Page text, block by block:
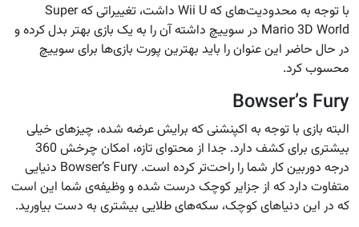
با توجه به محدودیت‌های که Wii U داشت، تغییراتی که Super
Mario 3D World در سوییچ داشته آن را به یک بازی بهتر بدل کرده و
در حال حاضر این عنوان را باید بهترین پورت بازی‌ها برای سوییچ
محسوب کرد.
Bowser’s Fury
البته بازی با توجه به اکپنشنی که برایش عرضه شده، چیزهای خیلی
بیشتری برای کشف دارد. جدا از محتوای تازه، امکان چرخش 360
درجه دوربین کار شما را راحت‌تر کرده است. Bowser’s Fury دنیایی
متفاوت دارد که از جزایر کوچک درست شده و وظیفه‌ی شما این است
که در این دنیاهای کوچک، سکه‌های طلایی بیشتری به دست بیاورید.